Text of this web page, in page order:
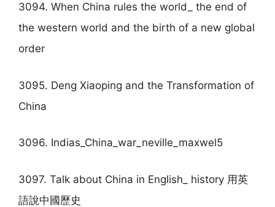
3094. When China rules the world_ the end of
the western world and the birth of a new global
order
3095. Deng Xiaoping and the Transformation of
China
3096. Indias_China_war_neville_maxwel5
3097. Talk about China in English_ history 用英
語說中國歷史